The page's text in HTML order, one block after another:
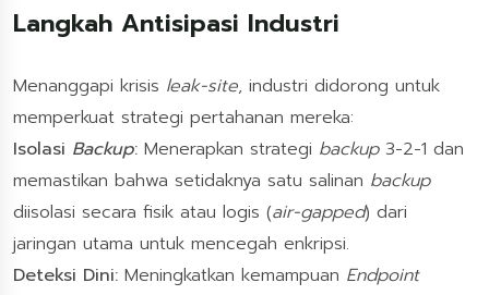
Langkah Antisipasi Industri
Menanggapi krisis leak-site, industri didorong untuk
memperkuat strategi pertahanan mereka:
Isolasi Backup: Menerapkan strategi backup3-2-1 dan
memastikan bahwa setidaknya satu salinan backup
diisolasi secara fisik atau logis (air-gapped) dari
jaringan utama untuk mencegah enkripsi.
Deteksi Dini: Meningkatkan kemampuan Endpoint